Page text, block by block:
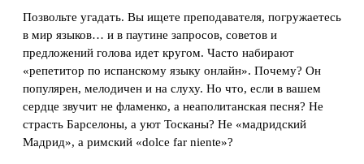
Позвольте угадать. Вы ищете преподавателя, погружаетесь
в мир языков… и в паутине запросов, советов и
предложений голова идет кругом. Часто набирают
«репетитор по испанскому языку онлайн». Почему? Он
популярен, мелодичен и на слуху. Но что, если в вашем
сердце звучит не фламенко, а неаполитанская песня? Не
страсть Барселоны, а уют Тосканы? Не «мадридский
Мадрид», а римский «dolce far niente»?